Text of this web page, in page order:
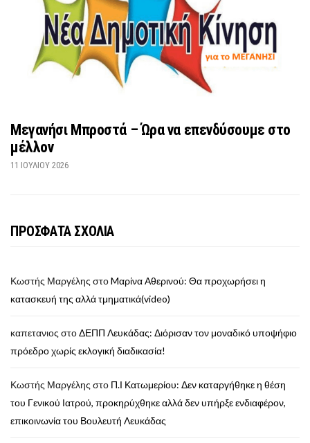
Μεγανήσι Μπροστά – Ώρα να επενδύσουμε στο
μέλλον
11 ΙΟΥΛΊΟΥ 2026
ΠΡΟΣΦΑΤΑ ΣΧΟΛΙΑ
Κωστής Μαργέλης στοMαρίνα Αθερινού: Θα προχωρήσει η
κατασκευή της αλλά τμηματικά(video)
καπετανιος στοΔΕΠΠ Λευκάδας: Διόρισαν τον μοναδικό υποψήφιο
πρόεδρο χωρίς εκλογική διαδικασία!
Κωστής Μαργέλης στο Π.Ι Κατωμερίου: Δεν καταργήθηκε η θέση
του Γενικού Ιατρού, προκηρύχθηκε αλλά δεν υπήρξε ενδιαφέρον,
επικοινωνία του Βουλευτή Λευκάδας